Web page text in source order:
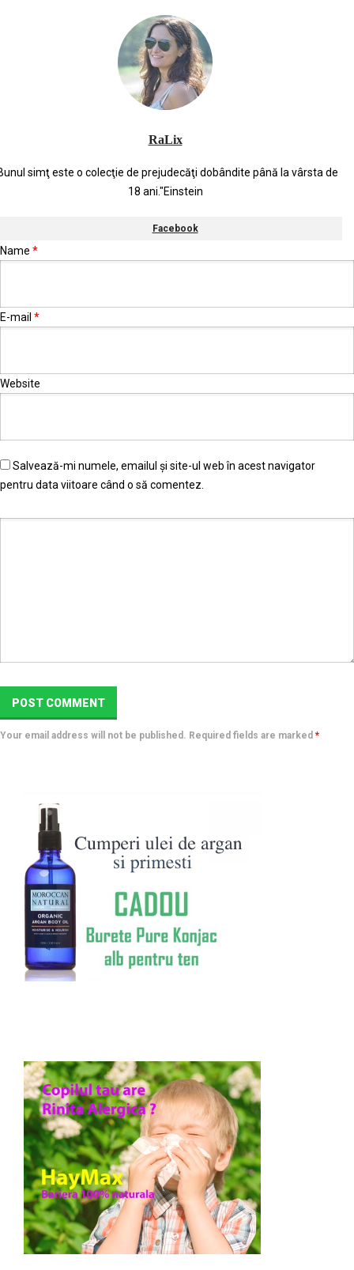
RaLix
simţ este o colecţie de prejudecăţi dobândite până la vârsta de
18 ani."Einstein
Facebook
Name *
E-mail *
Website
Salvează-mi numele, emailul și site-ul web în acest navigator
pentru data viitoare când o să comentez.
Your email address will not be published. Required fields are marked *